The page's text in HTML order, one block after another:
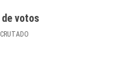
de votos